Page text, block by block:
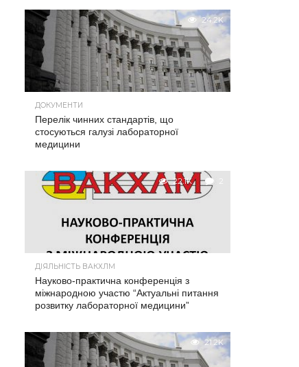
24.2K
ДОКУМЕНТИ
Перелік чинних стандартів, що
стосуються галузі лабораторної
медицини
22.1K 2
ДІЯЛЬНІСТЬ ВАКХЛМ
Науково-практична конференція з
міжнародною участю “Актуальні питання
розвитку лабораторної медицини”
21.2K